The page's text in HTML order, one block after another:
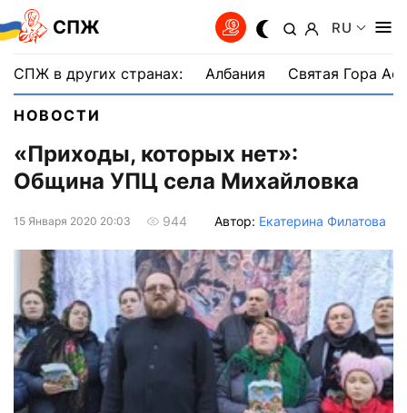
СПЖ RU
СПЖ в других странах: Албания Святая Гора
НОВОСТИ
«Приходы, которых нет»:
Община УПЦ села Михайловка
15 Января 2020 20:03 944 Автор: Екатерина Филатова